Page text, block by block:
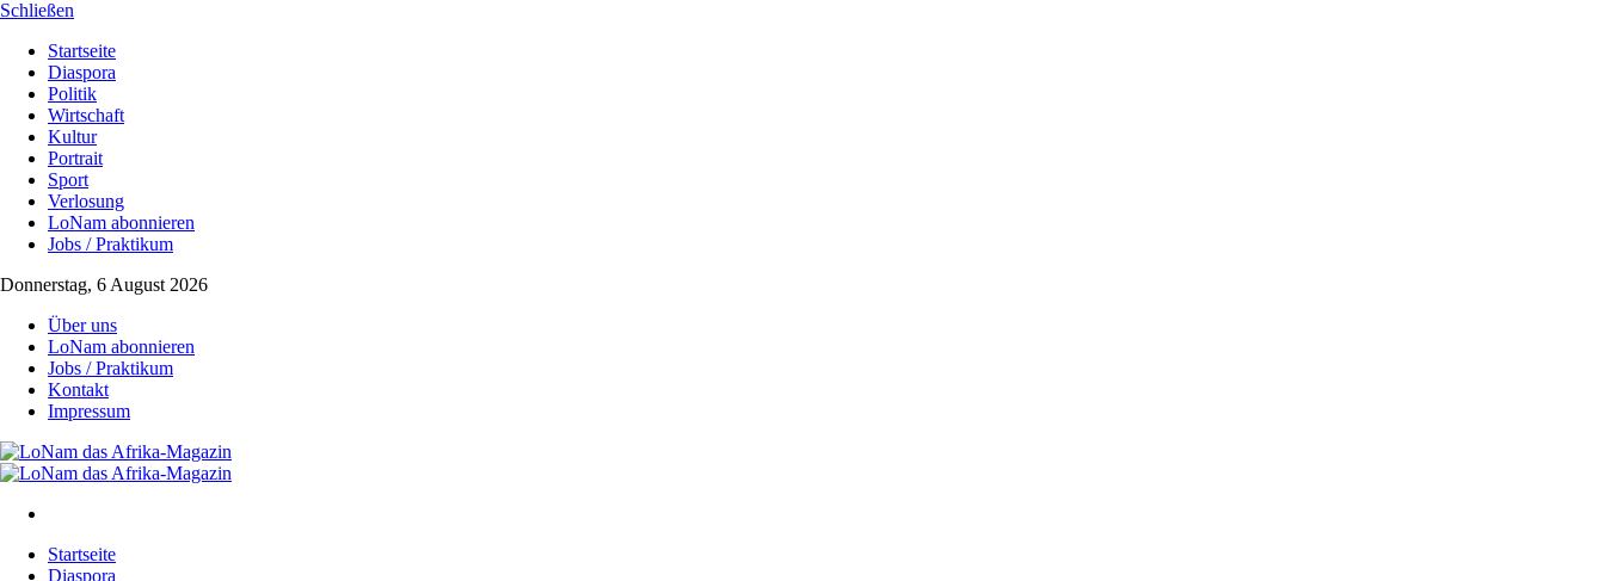
Schließen
Startseite
Diaspora
Politik
Wirtschaft
Kultur
Portrait
Sport
Verlosung
LoNam abonnieren
Jobs / Praktikum
Donnerstag, 6 August 2026
Über uns
LoNam abonnieren
Jobs / Praktikum
Kontakt
Impressum
Startseite
Diaspora